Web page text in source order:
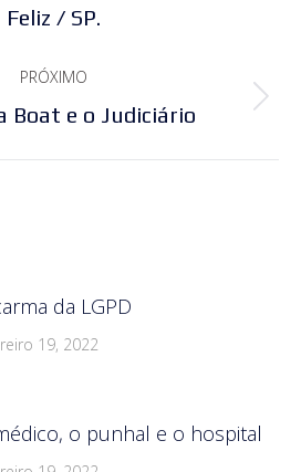
anterior:
Feliz / SP.
PRÓXIMO
Próximo
Boat e o Judiciário
da LGPD
19, 2022
o punhal e o hospital